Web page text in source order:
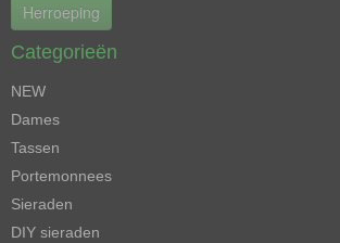
Herroeping
Categorieën
NEW
Dames
Tassen
Portemonnees
Sieraden
DIY sieraden